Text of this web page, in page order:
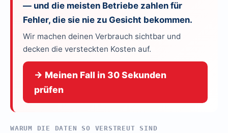
— und die meisten Betriebe zahlen für
Fehler, die sie nie zu Gesicht bekommen.
Wir machen deinen Verbrauch sichtbar und
decken die versteckten Kosten auf.
→ Meinen Fall in 30 Sekunden
prüfen
WARUM DIE DATEN SO VERSTREUT SIND